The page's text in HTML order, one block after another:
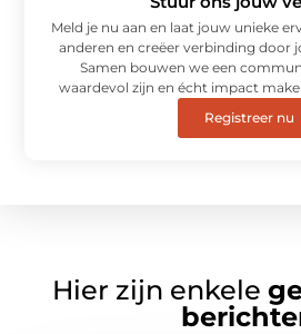
Meld je nu aan en laat jouw unieke
anderen en creëer verbinding door
Samen bouwen we een
waardevol zijn en écht impact
Registreer nu
Hier zijn enkele